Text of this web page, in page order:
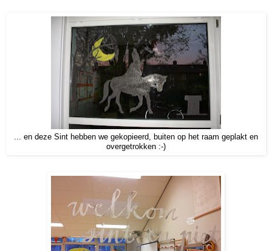
... en deze Sint hebben we gekopieerd, buiten op het raam geplakt en
overgetrokken :-)